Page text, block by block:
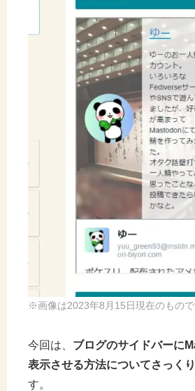
※画像は2023年8月15日現在のもの
今回は、 ブログのサイドバーに
表示させる方法についてさっく
す。